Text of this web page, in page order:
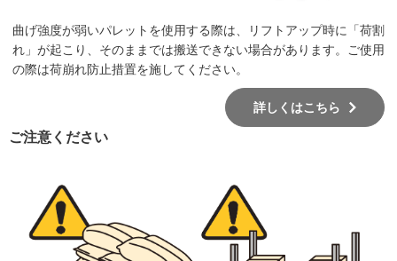
曲げ強度が弱いパレットを使用する際は、リフトアップ時に「荷割
れ」が起こり、そのままでは搬送できない場合があります。ご使用
の際は荷崩れ防止措置を施してください。
詳しくはこちら
ご注意ください